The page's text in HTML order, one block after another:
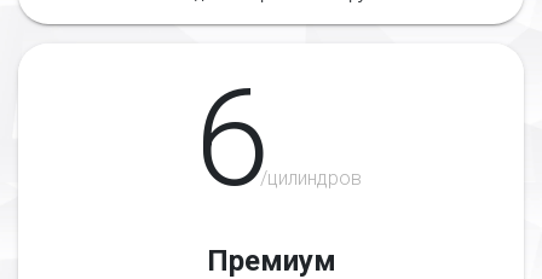
6/цилиндров
Премиум